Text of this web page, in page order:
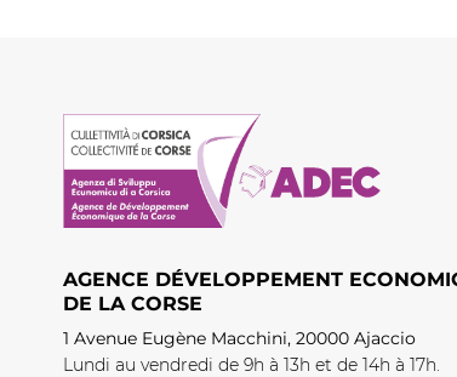
AGENCE DÉVELOPPEMENT
DE LA CORSE
1 Avenue Eugène Macchini, 20000 Ajaccio
Lundi au vendredi de 9h à 13h et de 14h à 17h.